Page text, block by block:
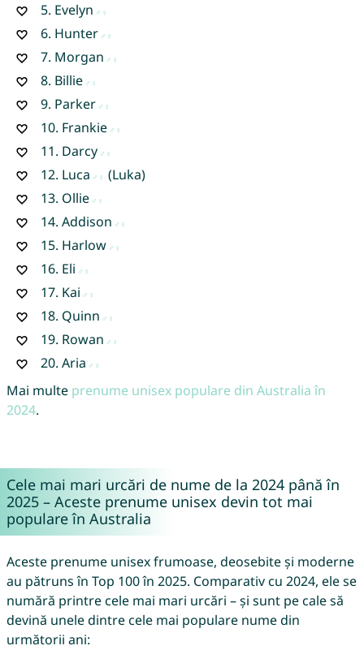
5. Evelyn
6. Hunter
7. Morgan
8. Billie
9. Parker
10. Frankie
11. Darcy
12. Luca
(Luka)
13. Ollie
14. Addison
15. Harlow
16. Eli
17. Kai
18. Quinn
19. Rowan
20. Aria
Mai multe prenume unisex populare din Australia în
2024.
Cele mai mari urcări de nume de la 2024 până în
2025 – Aceste prenume unisex devin tot mai
populare în Australia
Aceste prenume unisex frumoase, deosebite și moderne
au pătruns în Top 100 în 2025. Comparativ cu 2024, ele se
numără printre cele mai mari urcări – și sunt pe cale să
devină unele dintre cele mai populare nume din
următorii ani: